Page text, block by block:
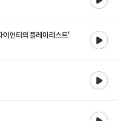
이언티의 플레이리스트'